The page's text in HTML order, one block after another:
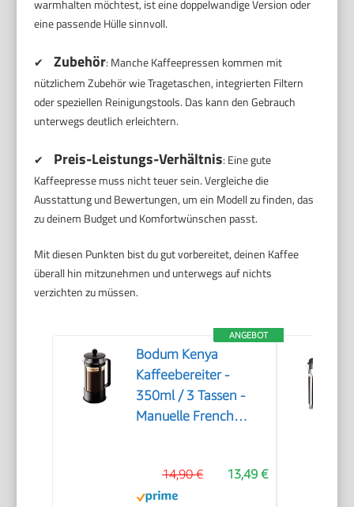
warmhalten möchtest, ist eine doppelwandige Version oder
eine passende Hülle sinnvoll.
✔ Zubehör: Manche Kaffeepressen kommen mit
nützlichem Zubehör wie Tragetaschen, integrierten Filtern
oder speziellen Reinigungstools. Das kann den Gebrauch
unterwegs deutlich erleichtern.
✔ Preis-Leistungs-Verhältnis: Eine gute
Kaffeepresse muss nicht teuer sein. Vergleiche die
Ausstattung und Bewertungen, um ein Modell zu finden, das
zu deinem Budget und Komfortwünschen passt.
Mit diesen Punkten bist du gut vorbereitet, deinen Kaffee
überall hin mitzunehmen und unterwegs auf nichts
verzichten zu müssen.
ANGEBOT
Bodum Kenya
Kaffeebereiter -
350ml / 3 Tassen -
Manuelle French
Edelstahl -
Spülmaschinenfest -
13,49 €
14,90 €